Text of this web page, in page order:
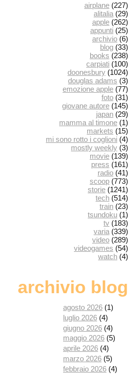
airplane (227)
alitalia (29)
apple (262)
appunti (25)
archivio (6)
blog (33)
books (238)
carpiati (100)
doonesbury (1024)
douglas adams (3)
emozione apple (77)
foto (31)
giovane autore (145)
japan (29)
mamma al timone (1)
markets (15)
mi sono rotto i coglioni (4)
mostly weekly (3)
movie (139)
press (161)
radio (41)
scoop (773)
storie (1241)
tech (514)
train (23)
tsundoku (1)
tv (183)
varia (339)
video (289)
videogames (54)
watch (4)
archivio blog
agosto 2026 (1)
luglio 2026 (4)
giugno 2026 (4)
maggio 2026 (5)
aprile 2026 (4)
marzo 2026 (5)
febbraio 2026 (4)